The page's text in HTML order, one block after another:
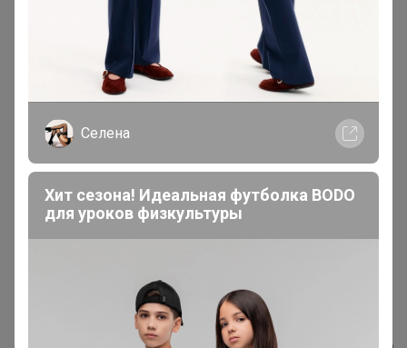
200 000+
пользователей
Селена
Хит сезона! Идеальная футболка BODO
для уроков физкультуры